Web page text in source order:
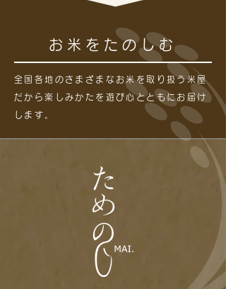
お米をたのしむ
全国各地のさまざまなお米を取り扱う米屋
だから楽しみかたを遊び心とともにお届け
します。